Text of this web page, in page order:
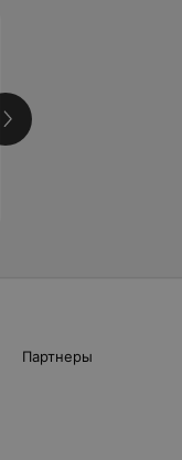
Партнеры